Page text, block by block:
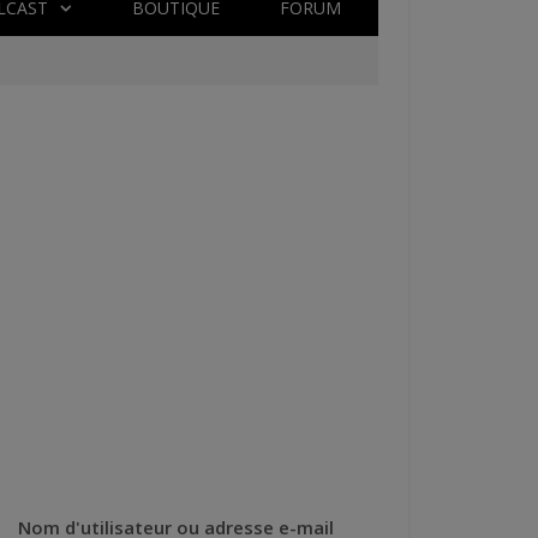
BOUTIQUE FORUM
Nom d'utilisateur ou adresse e-mail